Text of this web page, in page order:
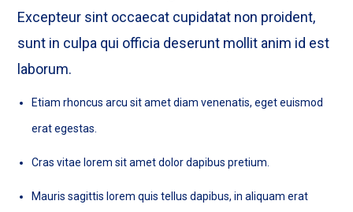
Excepteur sint occaecat cupidatat non proident,
sunt in culpa qui officia deserunt mollit anim id est
laborum.
Etiam rhoncus arcu sit amet diam venenatis, eget euismod
erat egestas.
Cras vitae lorem sit amet dolor dapibus pretium.
Mauris sagittis lorem quis tellus dapibus, in aliquam erat